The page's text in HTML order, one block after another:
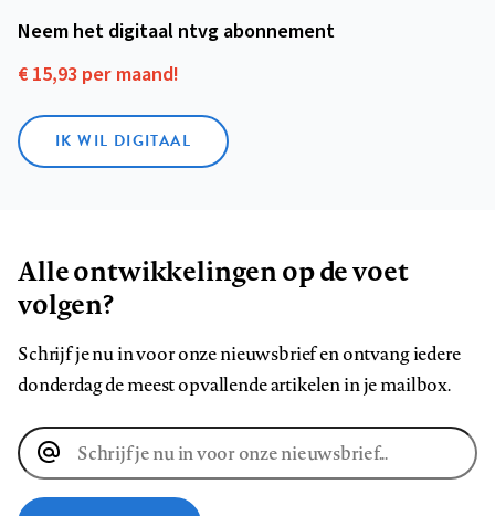
Neem het digitaal ntvg abonnement
€ 15,93 per maand!
IK WIL DIGITAAL
Alle ontwikkelingen op de voet
volgen?
Schrijf je nu in voor onze nieuwsbrief en ontvang iedere
donderdag de meest opvallende artikelen in je mailbox.
E-
mailadres